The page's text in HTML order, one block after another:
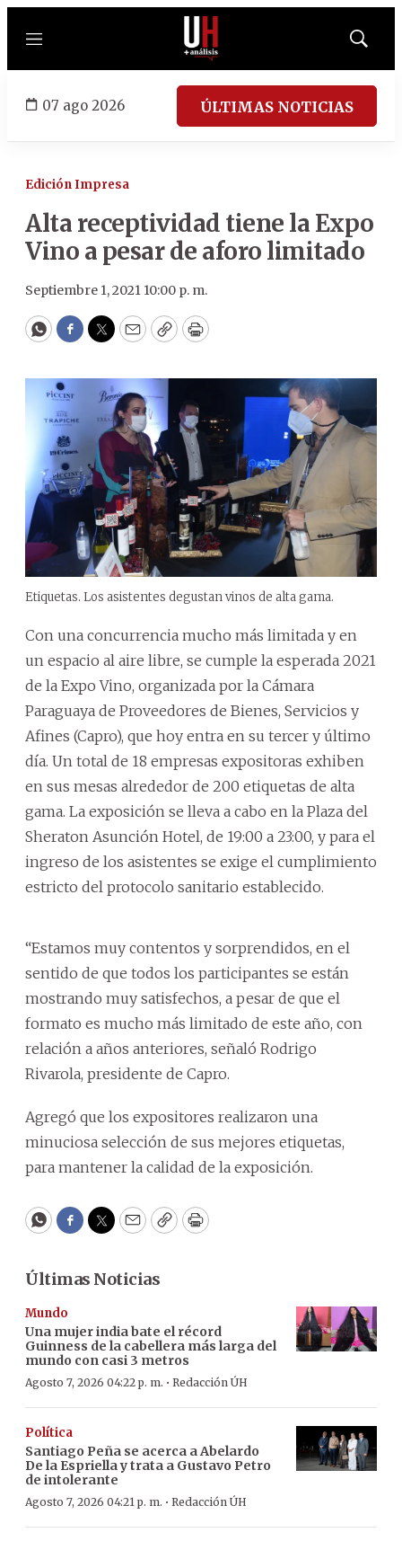
Menú
Mostrar
07 ago 2026 ÚLTIMAS NOTICIAS
Edición Impresa
Alta receptividad tiene la Expo
Vino a pesar de aforo limitado
Septiembre 1, 2021 10:00 p. m.
WhatsApp
Facebook
Twitter
EmailCopyPrint
Etiquetas. Los asistentes degustan vinos de alta gama.
Con una concurrencia mucho más limitada y en
un espacio al aire libre, se cumple la esperada 2021
de la Expo Vino, organizada por la Cámara
Paraguaya de Proveedores de Bienes, Servicios y
Afines (Capro), que hoy entra en su tercer y último
día. Un total de 18 empresas expositoras exhiben
en sus mesas alrededor de 200 etiquetas de alta
gama. La exposición se lleva a cabo en la Plaza del
Sheraton Asunción Hotel, de 19:00 a 23:00, y para el
ingreso de los asistentes se exige el cumplimiento
estricto del protocolo sanitario establecido.
“Estamos muy contentos y sorprendidos, en el
sentido de que todos los participantes se están
mostrando muy satisfechos, a pesar de que el
formato es mucho más limitado de este año, con
relación a años anteriores, señaló Rodrigo
Rivarola, presidente de Capro.
Agregó que los expositores realizaron una
minuciosa selección de sus mejores etiquetas,
para mantener la calidad de la exposición.
WhatsApp
Facebook
Twitter
EmailCopyPrint
Últimas Noticias
Mundo
Una mujer india bate el récord
Guinness de la cabellera más larga del
mundo con casi 3 metros
Agosto 7, 2026 04:22 p. m. · Redacción ÚH
Política
Santiago Peña se acerca a Abelardo
De la Espriella y trata a Gustavo Petro
de intolerante
Agosto 7, 2026 04:21 p. m. · Redacción ÚH